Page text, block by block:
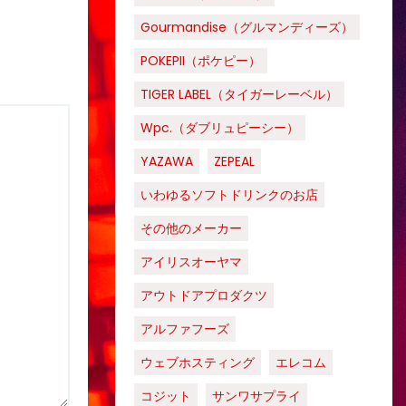
Gourmandise（グルマンディーズ）
POKEPII（ポケピー）
TIGER LABEL（タイガーレーベル）
Wpc.（ダブリュピーシー）
YAZAWA
ZEPEAL
いわゆるソフトドリンクのお店
その他のメーカー
アイリスオーヤマ
アウトドアプロダクツ
アルファフーズ
ウェブホスティング
エレコム
コジット
サンワサプライ